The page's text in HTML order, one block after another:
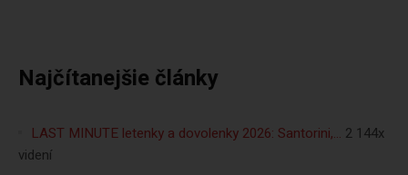
Najčítanejšie články
LAST MINUTE letenky a dovolenky 2026: Santorini,… 2 144x
videní